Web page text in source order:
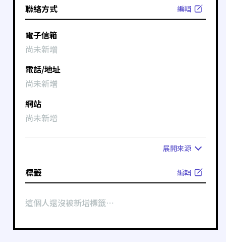
聯絡方式 編輯
電子信箱
尚未新增
電話/地址
尚未新增
網站
尚未新增
展開來源
標籤 編輯
這個人還沒被新增標籤⋯